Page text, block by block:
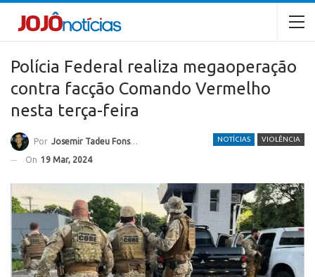
Polícia Federal realiza megaoperação
contra facção Comando Vermelho
nesta terça-feira
NOTÍCIAS VIOLÊNCIA
Por Josemir Tadeu Fonseca
On 19 Mar, 2024